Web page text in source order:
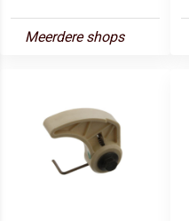
Meerdere shops